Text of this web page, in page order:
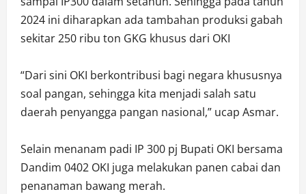
2024 ini diharapkan ada tambahan produksi gabah
sekitar 250 ribu ton GKG khusus dari OKI
“Dari sini OKI berkontribusi bagi negara khususnya
soal pangan, sehingga kita menjadi salah satu
daerah penyangga pangan nasional,” ucap Asmar.
Selain menanam padi IP 300 pj Bupati OKI bersama
Dandim 0402 OKI juga melakukan panen cabai dan
penanaman bawang merah.